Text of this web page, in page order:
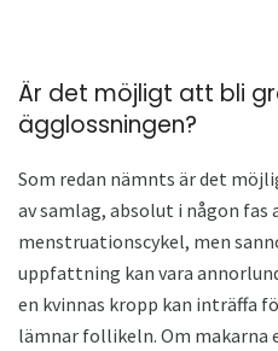
Är det möjligt att bli
ägglossningen?
Som redan nämnts är det
av samlag, absolut i någon fas
menstruationscykel, men
uppfattning kan vara
en kvinnas kropp kan inträffa
lämnar follikeln. Om makarna